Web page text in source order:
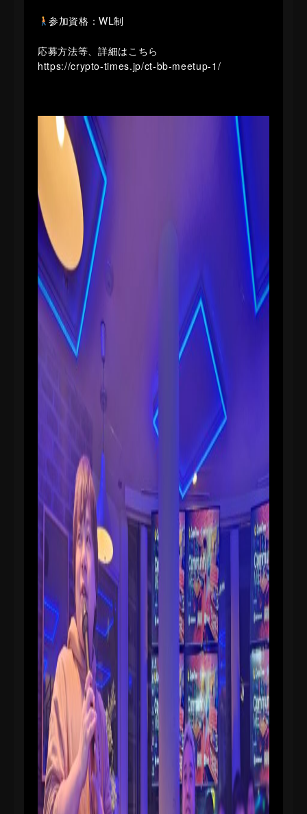
参加資格：WL制
応募方法等、詳細はこちら
https://crypto-times.jp/ct-bb-meetup-1/